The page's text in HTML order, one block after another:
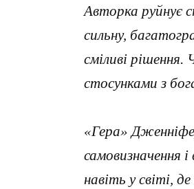
Авторка руйнує
сильну,
сміливі рішення.
стосунками з
«Гера»
самовизначення
навіть у світі,